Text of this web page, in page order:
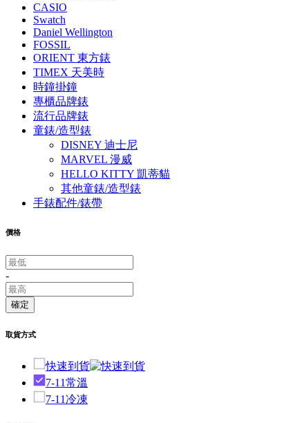
CASIO
Swatch
Daniel Wellington
FOSSIL
ORIENT 東方錶
TIMEX 天美時
時鐘掛鐘
專櫃品牌錶
流行品牌錶
童錶/造型錶
DISNEY 迪士尼
MARVEL 漫威
HELLO KITTY 凱蒂貓
其他童錶/造型錶
手錶配件/錶帶
價格
-
確定
取貨方式
快速到貨
7-11常溫
7-11冷凍